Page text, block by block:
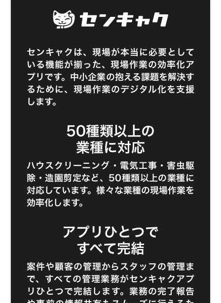
センキャクは、現場が本当に必要として
いる機能が揃った、現場作業の効率化ア
プリです。中小企業の抱える課題を解決す
るために、現場作業のデジタル化を支援
します。
50種類以上の
業種に対応
ハウスクリーニング ・ 電気工事 ・ 害虫駆
除 ・造園剪定など、50種類以上の業種に
対応しています。様々な業種の現場作業を
効率化します。
アプリひとつで
すべて完結
案件や顧客の管理からスタッフの管理ま
で、すべての管理業務がセンキャクアプ
リひとつで完結します。業務の完了報告